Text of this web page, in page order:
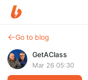
Go to blog
GetAClass
Mar 26 05:30